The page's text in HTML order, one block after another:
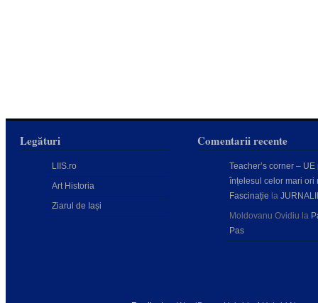
Legături
LIIS.ro
Art Historia
Ziarul de Iași
Comentarii recente
Teacher’s corner – UE
înțelesul celor mari ori
Fascinație la
Moldovanu Ovidiu la
Pas